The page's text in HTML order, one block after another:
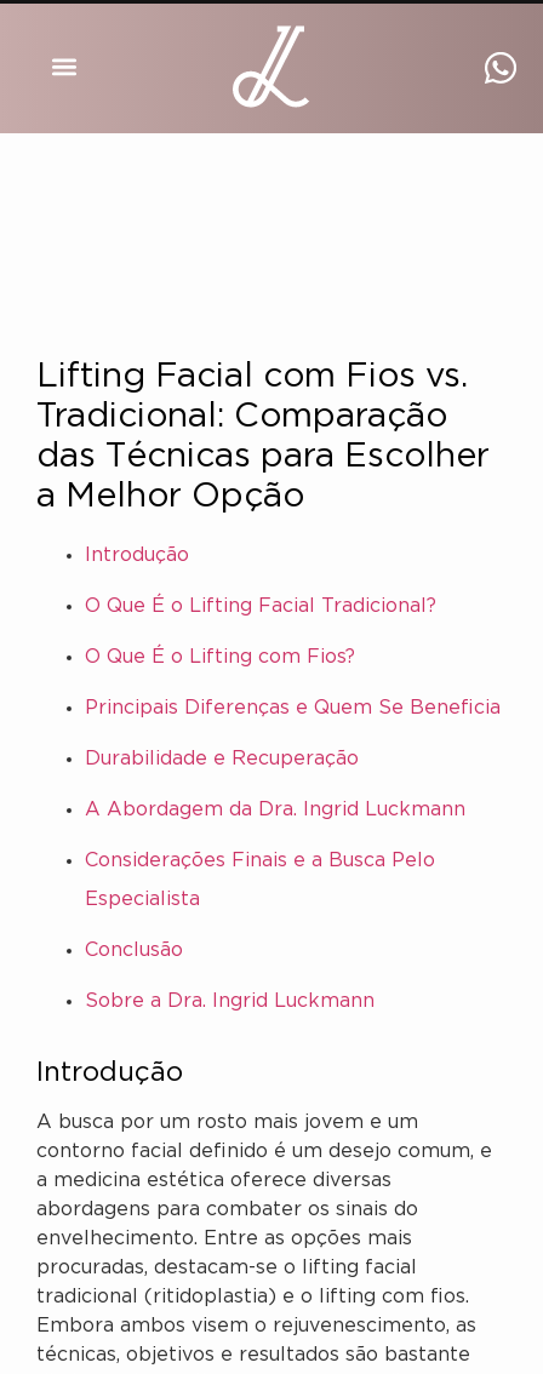
Lifting Facial com Fios vs.
Tradicional: Comparação
das Técnicas para Escolher
a Melhor Opção
Introdução
O Que É o Lifting Facial Tradicional?
O Que É o Lifting com Fios?
Principais Diferenças e Quem Se Beneficia
Durabilidade e Recuperação
A Abordagem da Dra. Ingrid Luckmann
Considerações Finais e a Busca Pelo
Especialista
Conclusão
Sobre a Dra. Ingrid Luckmann
Introdução
A busca por um rosto mais jovem e um
contorno facial definido é um desejo comum, e
a medicina estética oferece diversas
abordagens para combater os sinais do
envelhecimento. Entre as opções mais
procuradas, destacam-se o lifting facial
tradicional (ritidoplastia) e o lifting com fios.
Embora ambos visem o rejuvenescimento, as
técnicas, objetivos e resultados são bastante